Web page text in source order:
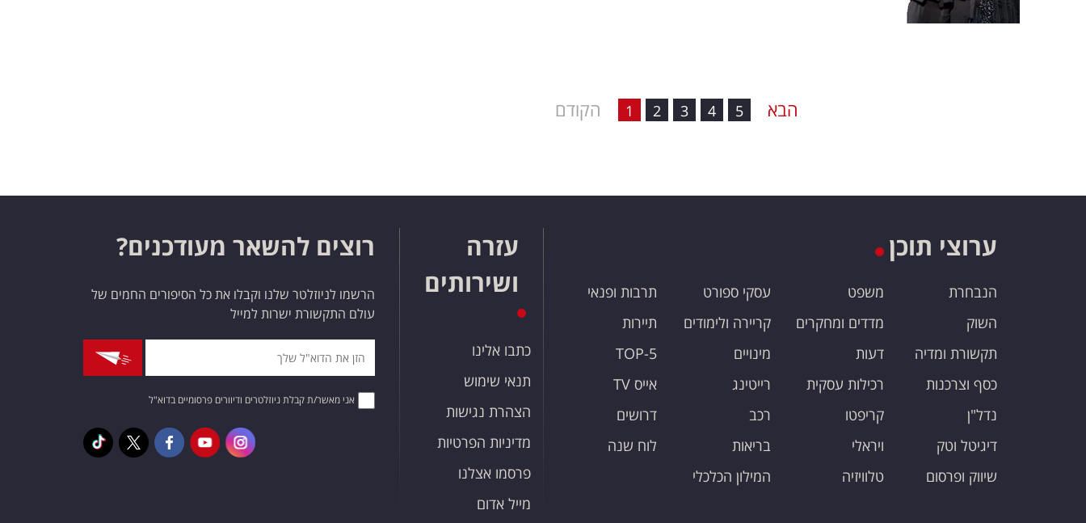
הקודם 1 2 3 4 5 הבא
ערוצי תוכן
הנבחרת
השוק
תקשורת ומדיה
כסף וצרכנות
נדל"ן
דיגיטל וטק
שיווק ופרסום
משפט
מדדים ומחקרים
דעות
רכילות עסקית
קריפטו
ויראלי
טלוויזיה
עסקי ספורט
קריירה ולימודים
מינויים
רייטינג
רכב
בריאות
המילון הכלכלי
תרבות ופנאי
תיירות
TOP-5
אייס TV
דרושים
לוח שנה
עזרה
ושירותים
כתבו אלינו
תנאי שימוש
הצהרת נגישות
מדיניות הפרטיות
פרסמו אצלנו
מייל אדום
רוצים להשאר מעודכנים?
הרשמו לניוזלטר שלנו וקבלו את כל הסיפורים החמים של
עולם התקשורת ישרות למייל
אני מאשר/ת קבלת ניוזלטרים ודיוורים פרסומיים בדוא"ל